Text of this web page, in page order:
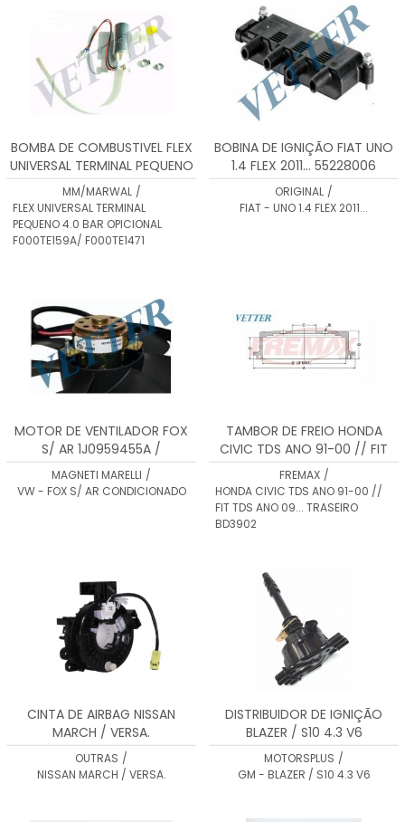
BOMBA DE COMBUSTIVEL FLEX
UNIVERSAL TERMINAL PEQUENO
4.0 BAR OPICIONAL
F000TE159A/ F000TE1471
MM/MARWAL /
FLEX UNIVERSAL TERMINAL
PEQUENO 4.0 BAR OPICIONAL
F000TE159A/ F000TE1471
BOBINA DE IGNIÇÃO FIAT UNO
1.4 FLEX 2011... 55228006
ORIGINAL /
FIAT - UNO 1.4 FLEX 2011...
MOTOR DE VENTILADOR FOX
S/ AR 1J0959455A /
1J0959455B / 6E0959455A
MAGNETI MARELLI /
VW - FOX S/ AR CONDICIONADO
TAMBOR DE FREIO HONDA
CIVIC TDS ANO 91-00 // FIT
TDS ANO 09... TRASEIRO
BD3902
FREMAX /
HONDA CIVIC TDS ANO 91-00 //
FIT TDS ANO 09... TRASEIRO
BD3902
CINTA DE AIRBAG NISSAN
MARCH / VERSA.
OUTRAS /
NISSAN MARCH / VERSA.
DISTRIBUIDOR DE IGNIÇÃO
BLAZER / S10 4.3 V6
MOTORSPLUS /
GM - BLAZER / S10 4.3 V6